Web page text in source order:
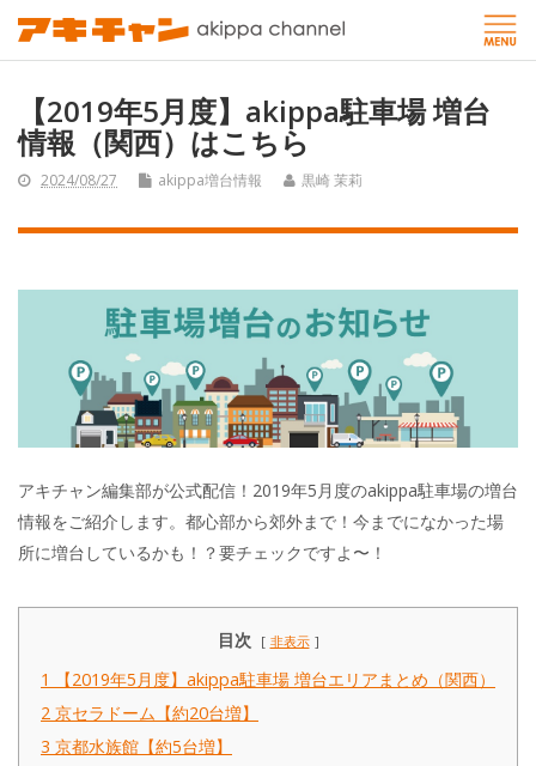
【2019年5月度】akippa駐車場 増台
情報（関西）はこちら
2024/08/27 akippa増台情報 黒崎 茉莉
アキチャン編集部が公式配信！2019年5月度のakippa駐車場の増台
情報をご紹介します。都心部から郊外まで！今までになかった場
所に増台しているかも！？要チェックですよ〜！
目次 非表示
1
【2019年5月度】akippa駐車場 増台エリアまとめ（関西）
2 京セラドーム【約20台増】
3 京都水族館【約5台増】